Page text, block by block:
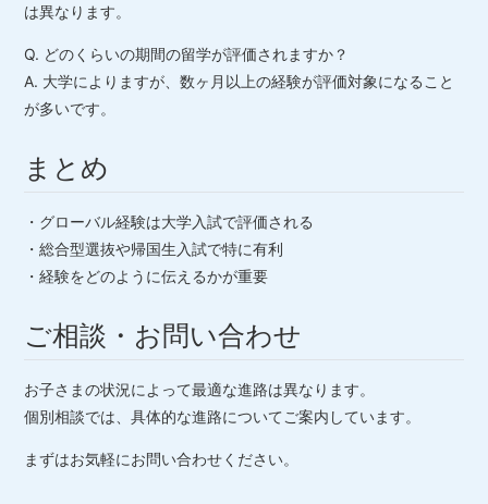
は異なります。
Q. どのくらいの期間の留学が評価されますか？
A. 大学によりますが、数ヶ月以上の経験が評価対象になること
が多いです。
まとめ
・グローバル経験は大学入試で評価される
・総合型選抜や帰国生入試で特に有利
・経験をどのように伝えるかが重要
ご相談・お問い合わせ
お子さまの状況によって最適な進路は異なります。
個別相談では、具体的な進路についてご案内しています。
まずはお気軽にお問い合わせください。